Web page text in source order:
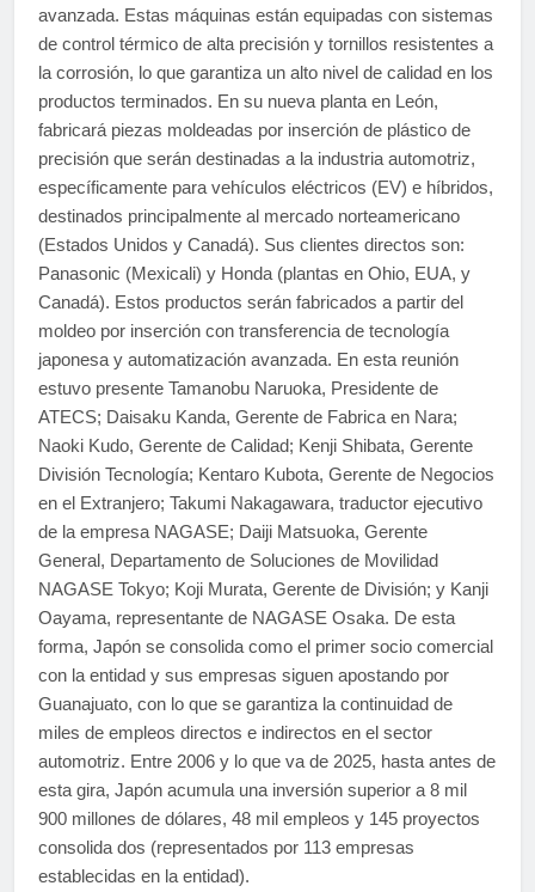
avanzada. Estas máquinas están equipadas con sistemas
de control térmico de alta precisión y tornillos resistentes a
la corrosión, lo que garantiza un alto nivel de calidad en los
productos terminados. En su nueva planta en León,
fabricará piezas moldeadas por inserción de plástico de
precisión que serán destinadas a la industria automotriz,
específicamente para vehículos eléctricos (EV) e híbridos,
destinados principalmente al mercado norteamericano
(Estados Unidos y Canadá). Sus clientes directos son:
Panasonic (Mexicali) y Honda (plantas en Ohio, EUA, y
Canadá). Estos productos serán fabricados a partir del
moldeo por inserción con transferencia de tecnología
japonesa y automatización avanzada. En esta reunión
estuvo presente Tamanobu Naruoka, Presidente de
ATECS; Daisaku Kanda, Gerente de Fabrica en Nara;
Naoki Kudo, Gerente de Calidad; Kenji Shibata, Gerente
División Tecnología; Kentaro Kubota, Gerente de Negocios
en el Extranjero; Takumi Nakagawara, traductor ejecutivo
de la empresa NAGASE; Daiji Matsuoka, Gerente
General, Departamento de Soluciones de Movilidad
NAGASE Tokyo; Koji Murata, Gerente de División; y Kanji
Oayama, representante de NAGASE Osaka. De esta
forma, Japón se consolida como el primer socio comercial
con la entidad y sus empresas siguen apostando por
Guanajuato, con lo que se garantiza la continuidad de
miles de empleos directos e indirectos en el sector
automotriz. Entre 2006 y lo que va de 2025, hasta antes de
esta gira, Japón acumula una inversión superior a 8 mil
900 millones de dólares, 48 mil empleos y 145 proyectos
consolida dos (representados por 113 empresas
establecidas en la entidad).